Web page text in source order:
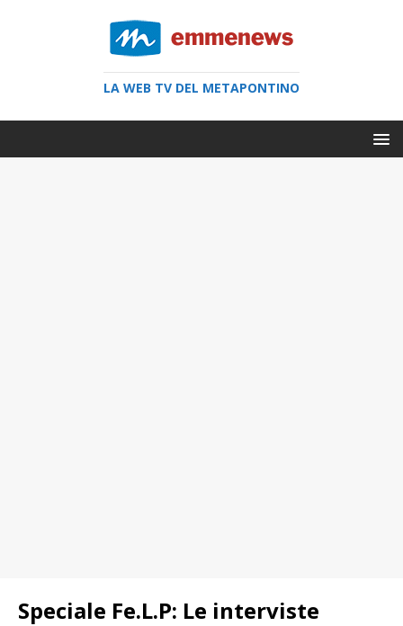
LA WEB TV DEL METAPONTINO
Speciale Fe.L.P: Le interviste